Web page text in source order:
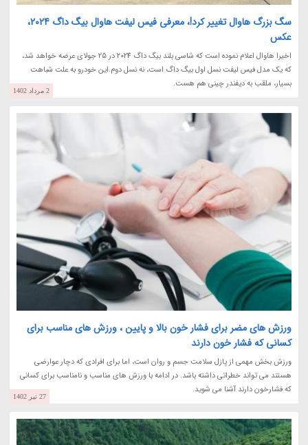
سگ بزرگ هاوال تغییر کرد!، معرفی فیس لیفت هاوال بیگ داگ 2024،
عکس
اخیرا هاوال اعلام نموده است که شاسی بلند بیگ داگ 2024 در 25 جولای عرضه خواهد شد،
که یک مدل فیس لیفت نسل اول بیگ داگ است، نه نسل دوم.این خودرو به علت شباهت
بسیار، ملقب به دیفندر چینی هم هست.
2 مرداد 1402
ورزش های مضر برای فشار خون بالا و پایین ، ورزش های مناسب برای
کسانی که فشار خون دارند
ورزش بخش مهمی از پازل سلامت جسم و روان است، اما برای افرادی که دچار عوارضی
هستند می تواند خطراتی داشته باشد. در ادامه با ورزش های مناسب و نامناسب برای کسانی
که فشارخون دارند آشنا می شوید.
27 تیر 1402